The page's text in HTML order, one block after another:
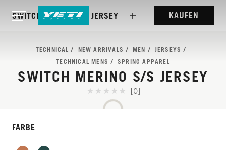
SWITCH MERINO S/S JERSEY KAUFEN
TECHNICAL NEW ARRIVALS MEN
JERSEYS
TECHNICAL MENS
SPRING APPAREL
SWITCH MERINO S/S JERSEY
[0]
FARBE